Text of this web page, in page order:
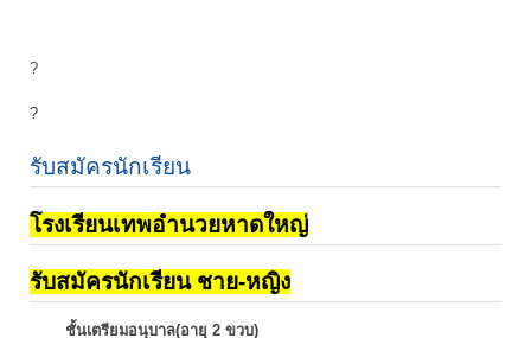
?
?
รับสมัครนักเรียน
โรงเรียนเทพอำนวยหาดใหญ่
รับสมัครนักเรียน ชาย-หญิง
ชั้นเตรียมอนุบาล(อายุ 2 ขวบ)